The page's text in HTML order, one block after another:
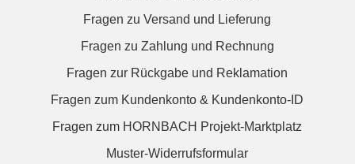
Fragen zu Versand und Lieferung
Fragen zu Zahlung und Rechnung
Fragen zur Rückgabe und Reklamation
Fragen zum Kundenkonto & Kundenkonto-ID
Fragen zum HORNBACH Projekt-Marktplatz
Muster-Widerrufsformular